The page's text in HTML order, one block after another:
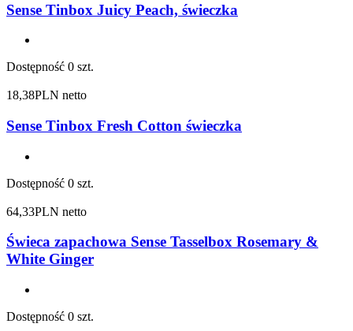
Sense Tinbox Juicy Peach, świeczka
Dostępność 0 szt.
18,38PLN netto
Sense Tinbox Fresh Cotton świeczka
Dostępność 0 szt.
64,33PLN netto
Świeca zapachowa Sense Tasselbox Rosemary &
White Ginger
Dostępność 0 szt.